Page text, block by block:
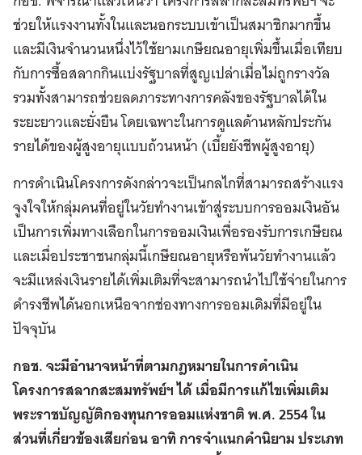
ช่วยให้แรงงานทั้งในและนอกระบบเข้าเป็นสมาชิกมากขึ้น
และมีเงินจำนวนหนึ่งไว้ใช้ยามเกษียณอายุเพิ่มขึ้นเมื่อเทียบ
กับการซื้อสลากกินแบ่งรัฐบาลที่สูญเปล่าเมื่อไม่ถูกรางวัล
รวมทั้งสามารถช่วยลดภาระทางการคลังของรัฐบาลได้ใน
ระยะยาวและยั่งยืน โดยเฉพาะในการดูแลด้านหลักประกัน
รายได้ของผู้สูงอายุแบบถ้วนหน้า (เบี้ยยังชีพผู้สูงอายุ)
การดำเนินโครงการดังกล่าวจะเป็นกลไกที่สามารถสร้างแรง
จูงใจให้กลุ่มคนที่อยู่ในวัยทำงานเข้าสู่ระบบการออมเงินอัน
เป็นการเพิ่มทางเลือกในการออมเงินเพื่อรองรับการเกษียณ
และเมื่อประชาชนกลุ่มนี้เกษียณอายุหรือพ้นวัยทำงานแล้ว
จะมีแหล่งเงินรายได้เพิ่มเติมที่จะสามารถนำไปใช้จ่ายในการ
ดำรงชีพได้นอกเหนือจากช่องทางการออมเดิมที่มีอยู่ใน
ปัจจุบัน
กอช. จะมีอำนาจหน้าที่ตามกฎหมายในการดำเนิน
โครงการสลากสะสมทรัพย์ฯ ได้ เมื่อมีการแก้ไขเพิ่มเติม
พระราชบัญญัติกองทุนการออมแห่งชาติ พ.ศ. 2554 ใน
ส่วนที่เกี่ยวข้องเสียก่อน อาทิ การจำแนกคำนิยาม ประเภท